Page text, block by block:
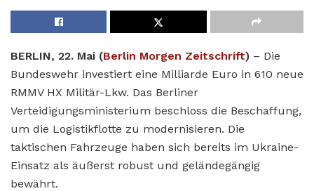
BERLIN, 22. Mai (Berlin Morgen Zeitschrift) – Die
Bundeswehr investiert eine Milliarde Euro in 610 neue
RMMV HX Militär-Lkw. Das Berliner
Verteidigungsministerium beschloss die Beschaffung,
um die Logistikflotte zu modernisieren. Die
taktischen Fahrzeuge haben sich bereits im Ukraine-
Einsatz als äußerst robust und geländegängig
bewährt.